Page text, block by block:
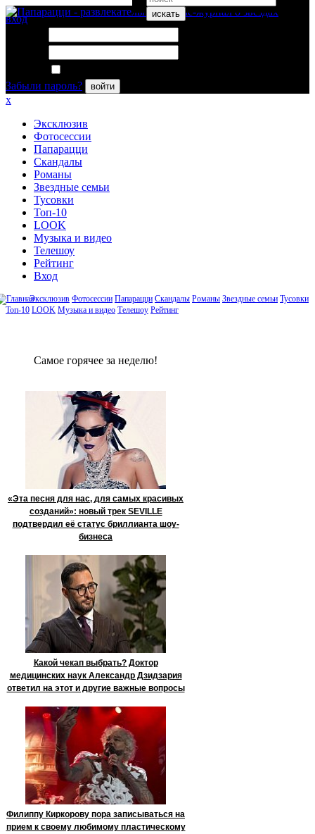
искать
вход
Забыли пароль?
войти
x
Эксклюзив
Фотосессии
Папарацци
Скандалы
Романы
Звездные семьи
Тусовки
Топ-10
LOOK
Музыка и видео
Телешоу
Рейтинг
Вход
Эксклюзив Фотосессии Папарацци Скандалы Романы Звездные семьи Тусовки
Топ-10 LOOK Музыка и видео Телешоу Рейтинг
Сaмое гoрячее за неделю!
«Эта песня для нас, для самых красивых
созданий»: новый трек SEVILLE
подтвердил её статус бриллианта шоу-
бизнеса
Какой чекап выбрать? Доктор
медицинских наук Александр Дзидзария
ответил на этот и другие важные вопросы
Филиппу Киркорову пора записываться на
прием к своему любимому пластическому